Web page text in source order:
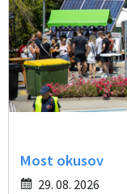
Most okusov
29. 08. 2026